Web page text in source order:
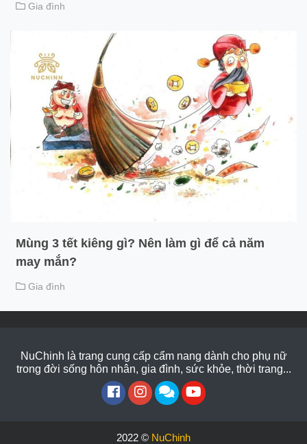
Gia đình
Mùng 3 tết kiêng gì? Nên làm gì để cả năm
may mắn?
Gia đình
NuChinh là trang cung cấp cẩm nang dành cho phụ nữ
trong đời sống hôn nhân, gia đình, sức khỏe, thời trang...
2022 © NuChinh